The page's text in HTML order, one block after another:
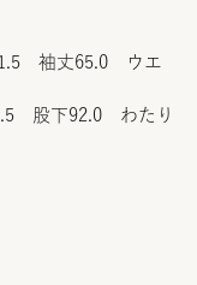
袖丈65.0 ウエ
股下92.0 わたり